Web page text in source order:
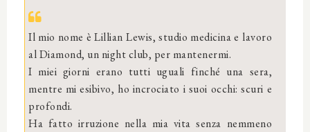
Il mio nome è Lillian Lewis, studio medicina e lavoro
al Diamond, un night club, per mantenermi.
I miei giorni erano tutti uguali finché una sera,
mentre mi esibivo, ho incrociato i suoi occhi: scuri e
profondi.
Ha fatto irruzione nella mia vita senza nemmeno